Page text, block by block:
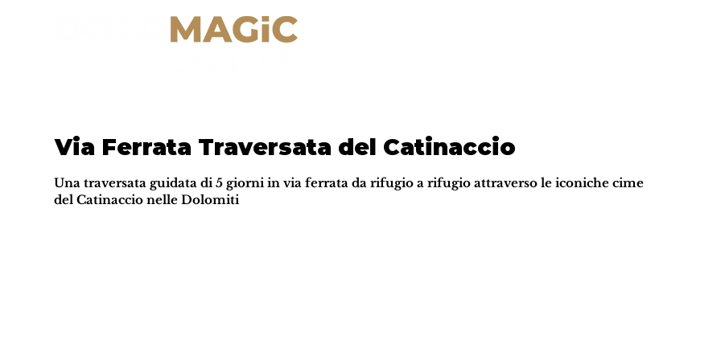
Via Ferrata Traversata del Catinaccio
Una traversata guidata di 5 giorni in via ferrata da rifugio a rifugio attraverso le iconiche cime
del Catinaccio nelle Dolomiti